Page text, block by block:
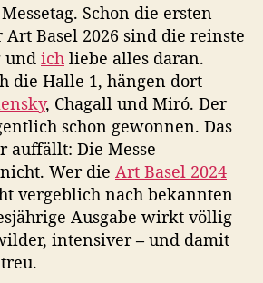
T
a
g
a
u
d
e
r
A
r
t
Schon die ersten
Basel 2026 sind die reinste
und ich liebe alles daran.
die Halle 1, hängen dort
, Chagall und Miró. Der
schon gewonnen. Das
auffällt: Die Messe
Wer die Art Basel 2024
vergeblich nach bekannten
Ausgabe wirkt völlig
intensiver– und damit